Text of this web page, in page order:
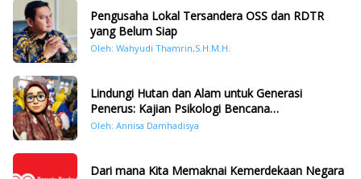
Pengusaha Lokal Tersandera OSS dan RDTR
yang Belum Siap
Oleh: Wahyudi Thamrin,S.H.M.H.
Lindungi Hutan dan Alam untuk Generasi
Penerus: Kajian Psikologi Bencana
Hidrometeorologi di Sumatera Pasca Tragedi
Oleh: Annisa Damhadisya
Dari mana Kita Memaknai Kemerdekaan Negara